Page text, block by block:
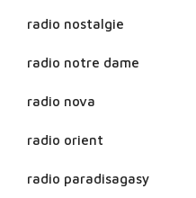
radio nostalgie
radio notre dame
radio nova
radio orient
radio paradisagasy